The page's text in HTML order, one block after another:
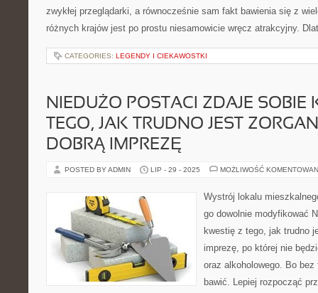
zwykłej przeglądarki, a równocześnie sam fakt bawienia się z
różnych krajów jest po prostu niesamowicie wręcz atrakcyjny.
CATEGORIES: LEGENDY I CIEKAWOSTKI
NIEDUŻO POSTACI ZDAJE SOBIE
TEGO, JAK TRUDNO JEST
DOBRĄ IMPREZĘ
POSTED BY ADMIN LIP - 29 - 2025 MOŻLIWOŚĆ
Wystrój lokalu
go dowolnie modyfikować
kwestię z tego, jak trudno
imprezę, po której nie
oraz alkoholowego. Bo
bawić. Lepiej rozpocząć